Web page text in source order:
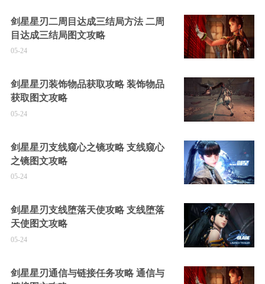
剑星星刃二周目达成三结局方法 二周
目达成三结局图文攻略
05-24
剑星星刃装饰物品获取攻略 装饰物品
获取图文攻略
05-24
剑星星刃支线窥心之镜攻略 支线窥心
之镜图文攻略
05-24
剑星星刃支线堕落天使攻略 支线堕落
天使图文攻略
05-24
剑星星刃通信与链接任务攻略 通信与